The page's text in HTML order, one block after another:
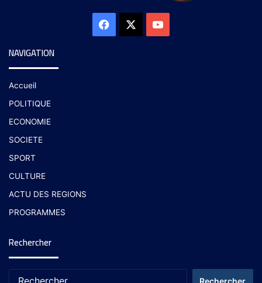
NAVIGATION
Accueil
POLITIQUE
ECONOMIE
SOCIETE
SPORT
CULTURE
ACTU DES REGIONS
PROGRAMMES
Rechercher